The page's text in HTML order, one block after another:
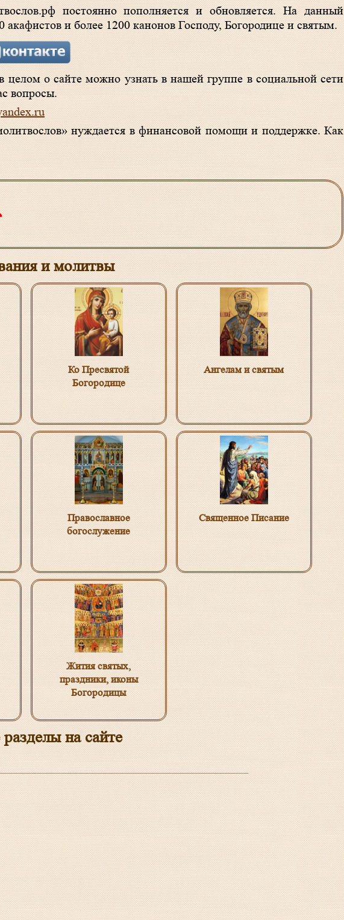
постоянно пополняется и обновляется. На данный
и более 1200 канонов Господу, Богородице и святым.
о сайте можно узнать в нашей группе в социальной сети
вопросы.
нуждается в финансовой помощи и поддержке. Как
и молитвы
Ко Пресвятой
Богородице
Ангелам и святым
Православное
богослужение
Священное Писание
Жития святых,
праздники, иконы
Богородицы
на сайте